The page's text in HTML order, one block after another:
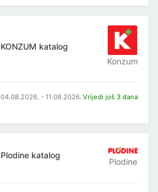
KONZUM katalog
Konzum
04.08.2026. - 11.08.2026. Vrijedi još 3 dana
Plodine katalog
Plodine